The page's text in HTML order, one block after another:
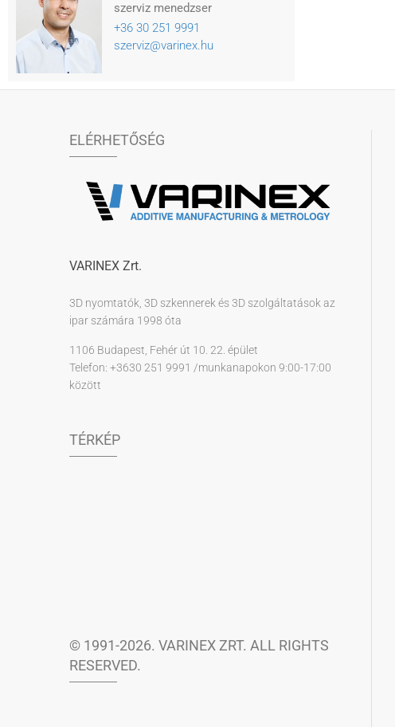
szerviz menedzser
+36 30 251 9991
szerviz@varinex.hu
ELÉRHETŐSÉG
VARINEX Zrt.
3D nyomtatók, 3D szkennerek és 3D szolgáltatások az
ipar számára 1998 óta
1106 Budapest, Fehér út 10. 22. épület
Telefon: +3630 251 9991 /munkanapokon 9:00-17:00
között
TÉRKÉP
© 1991-2026. VARINEX ZRT. ALL RIGHTS
RESERVED.